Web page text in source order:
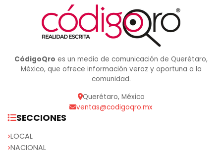
CódigoQro es un medio de comunicación de Querétaro,
México, que ofrece información veraz y oportuna a la
comunidad.
Querétaro, México
ventas@codigoqro.mx
SECCIONES
LOCAL
NACIONAL